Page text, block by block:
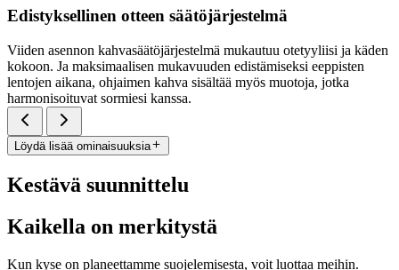
Edistyksellinen otteen säätöjärjestelmä
Viiden asennon kahvasäätöjärjestelmä mukautuu otetyyliisi ja käden
kokoon. Ja maksimaalisen mukavuuden edistämiseksi eeppisten
lentojen aikana, ohjaimen kahva sisältää myös muotoja, jotka
harmonisoituvat sormiesi kanssa.
Löydä lisää ominaisuuksia
Kestävä suunnittelu
Kaikella on merkitystä
Kun kyse on planeettamme suojelemisesta, voit luottaa meihin.